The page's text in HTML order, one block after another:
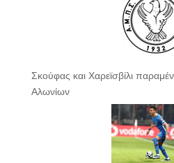
Σκούφας και Χαρεϊσβίλι
Αλωνίων